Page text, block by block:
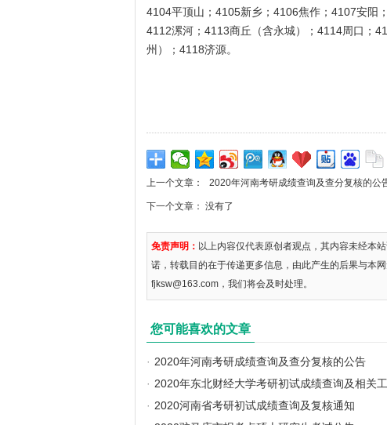
4104平顶山；4105新乡；4106焦作；4107安阳
4112漯河；4113商丘（含永城）；4114周口；
州）；4118济源。
上一个文章： 2020年河南考研成绩查询及查分复核的公
下一个文章： 没有了
免责声明： 以上内容仅代表原创者观点，其内容未经本
诺，转载目的在于传递更多信息，由此产生的后果与本
fjksw@163.com，我们将会及时处理。
您可能喜欢的文章
· 2020年河南考研成绩查询及查分复核的公告
· 2020年东北财经大学考研初试成绩查询及相关
· 2020河南省考研初试成绩查询及复核通知